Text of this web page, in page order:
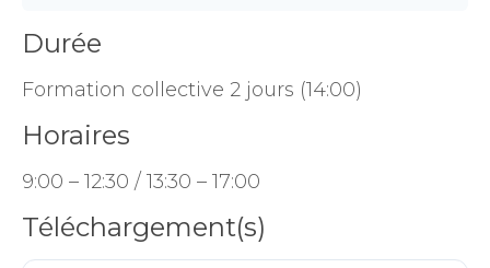
Durée
Formation collective 2 jours (14:00)
Horaires
9:00 – 12:30 / 13:30 – 17:00
Téléchargement(s)